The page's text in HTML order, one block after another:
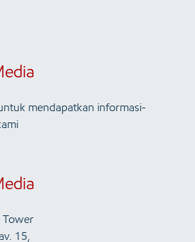
mendapatkan informasi-
Tower
15,